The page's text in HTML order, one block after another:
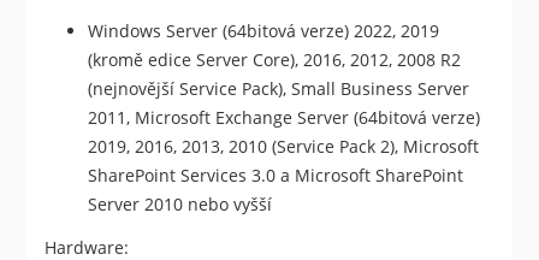
Windows Server (64bitová verze) 2022, 2019
(kromě edice Server Core), 2016, 2012, 2008 R2
(nejnovější Service Pack), Small Business Server
2011, Microsoft Exchange Server (64bitová verze)
2019, 2016, 2013, 2010 (Service Pack 2), Microsoft
SharePoint Services 3.0 a Microsoft SharePoint
Server 2010 nebo vyšší
Hardware: